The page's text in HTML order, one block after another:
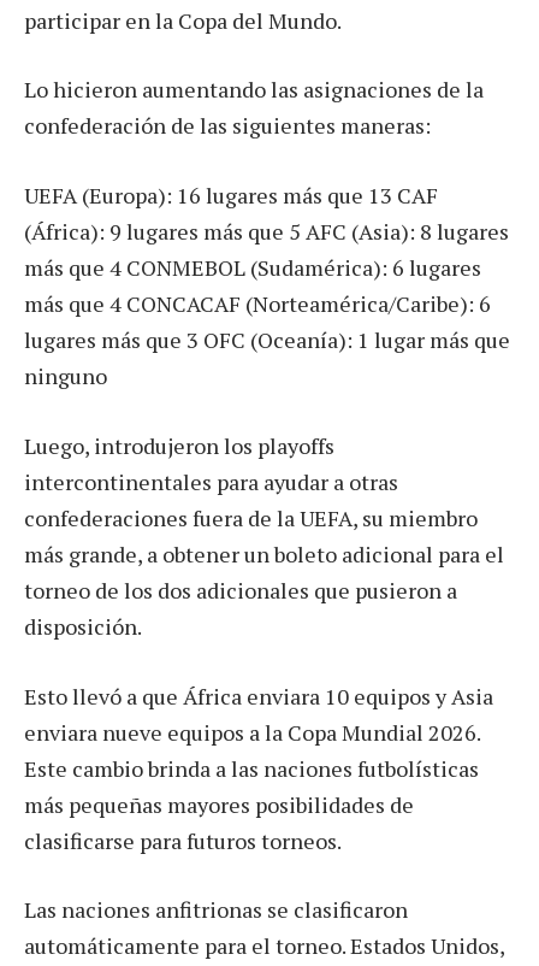
participar en la Copa del Mundo.
Lo hicieron aumentando las asignaciones de la
confederación de las siguientes maneras:
UEFA (Europa): 16 lugares más que 13 CAF
(África): 9 lugares más que 5 AFC (Asia): 8 lugares
más que 4 CONMEBOL (Sudamérica): 6 lugares
más que 4 CONCACAF (Norteamérica/Caribe): 6
lugares más que 3 OFC (Oceanía): 1 lugar más que
ninguno
Luego, introdujeron los playoffs
intercontinentales para ayudar a otras
confederaciones fuera de la UEFA, su miembro
más grande, a obtener un boleto adicional para el
torneo de los dos adicionales que pusieron a
disposición.
Esto llevó a que África enviara 10 equipos y Asia
enviara nueve equipos a la Copa Mundial 2026.
Este cambio brinda a las naciones futbolísticas
más pequeñas mayores posibilidades de
clasificarse para futuros torneos.
Las naciones anfitrionas se clasificaron
automáticamente para el torneo. Estados Unidos,